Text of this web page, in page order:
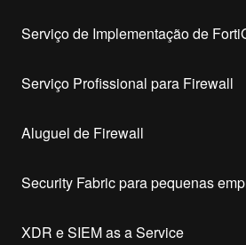
Serviço de Implementação de
Serviço Profissional para Firewall
Aluguel de Firewall
Security Fabric para pequenas
XDR e SIEM as a Service